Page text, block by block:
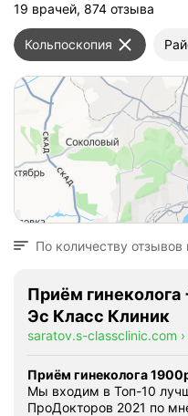
19 врачей, 874 отзыва
Кольпоскопия
По количеству отзывов
Приём
Эс Класс Клиник
saratov.s-classclinic.com ›
Приём гинеколога
Мы входим в Топ-10
ПроДокторов 2021 по